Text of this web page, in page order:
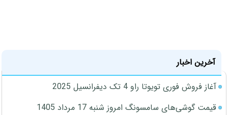
آخرین اخبار
آغاز فروش فوری تویوتا راو 4 تک دیفرانسیل 2025
قیمت گوشی‌های سامسونگ امروز شنبه 17 مرداد 1405